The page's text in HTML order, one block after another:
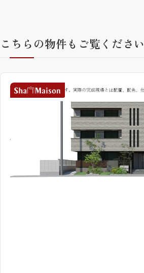
らくらくプラチナ
こちらの物件もご覧ください